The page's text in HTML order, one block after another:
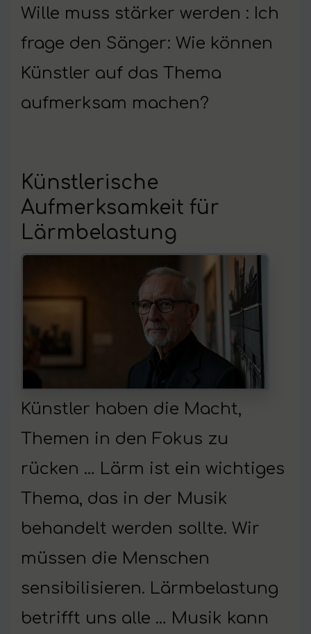
Wille muss stärker werden : Ich
frage den Sänger: Wie können
Künstler auf das Thema
aufmerksam machen?
Künstlerische
Aufmerksamkeit für
Lärmbelastung
Künstler haben die Macht,
Themen in den Fokus zu
rücken … Lärm ist ein wichtiges
Thema, das in der Musik
behandelt werden sollte. Wir
müssen die Menschen
sensibilisieren. Lärmbelastung
betrifft uns alle … Musik kann